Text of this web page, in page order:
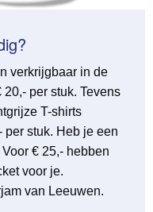
verkrijgbaar in de
per stuk. Tevens
T-shirts
per stuk. Heb je een
€ 25,- hebben
voor je.
van Leeuwen.